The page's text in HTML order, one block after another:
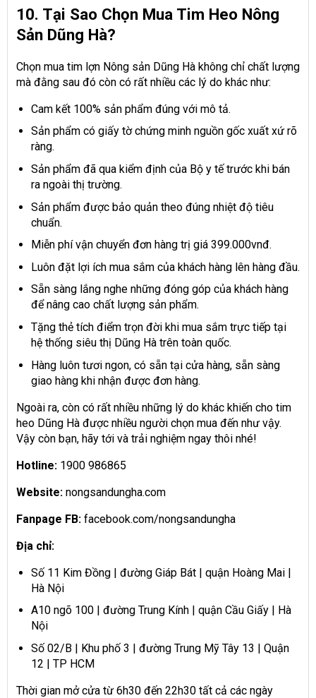
10. Tại Sao Chọn Mua Tim Heo Nông
Sản Dũng Hà?
Chọn mua tim lợn Nông sản Dũng Hà không chỉ chất lượng
mà đằng sau đó còn có rất nhiều các lý do khác như:
Cam kết 100% sản phẩm đúng với mô tả.
Sản phẩm có giấy tờ chứng minh nguồn gốc xuất xứ rõ
ràng.
Sản phẩm đã qua kiểm định của Bộ y tế trước khi bán
ra ngoài thị trường.
Sản phẩm được bảo quản theo đúng nhiệt độ tiêu
chuẩn.
Miễn phí vận chuyển đơn hàng trị giá 399.000vnđ.
Luôn đặt lợi ích mua sắm của khách hàng lên hàng đầu.
Sẵn sàng lắng nghe những đóng góp của khách hàng
để nâng cao chất lượng sản phẩm.
Tặng thẻ tích điểm trọn đời khi mua sắm trực tiếp tại
hệ thống siêu thị Dũng Hà trên toàn quốc.
Hàng luôn tươi ngon, có sẵn tại cửa hàng, sẵn sàng
giao hàng khi nhận được đơn hàng.
Ngoài ra, còn có rất nhiều những lý do khác khiến cho tim
heo Dũng Hà được nhiều người chọn mua đến như vậy.
Vậy còn bạn, hãy tới và trải nghiệm ngay thôi nhé!
Hotline: 1900 986865
Website: nongsandungha.com
Fanpage FB: facebook.com/nongsandungha
Địa chỉ:
Số 11 Kim Đồng | đường Giáp Bát | quận Hoàng Mai |
Hà Nội
A10 ngõ 100 | đường Trung Kính | quận Cầu Giấy | Hà
Nội
Số 02/B | Khu phố 3 | đường Trung Mỹ Tây 13 | Quận
12 | TP HCM
Thời gian mở cửa từ 6h30 đến 22h30 tất cả các ngày